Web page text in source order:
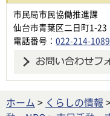
市民局市民協働推進課
仙台市青葉区二日町1-
電話番号： 022-214-1089
ホーム > くらしの情報